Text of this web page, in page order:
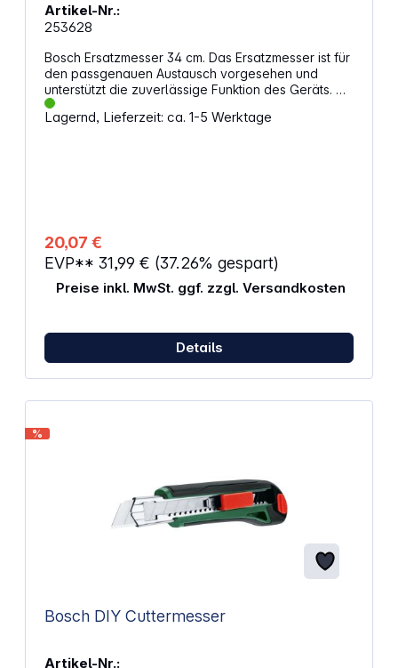
Artikel-Nr.:
253628
Bosch Ersatzmesser 34 cm. Das Ersatzmesser ist für
den passgenauen Austausch vorgesehen und
unterstützt die zuverlässige Funktion des Geräts. Mit
einer Länge von 34 cm eignet es sich für einen
gleichmäßigen Schnitt und einen sauberen
verschlissener Messer Hilft, die ursprüngliche
Schnittleistung des Geräts wiederherzustellen
Kompakte Ausführung erleichtert den Einbau und
die Handhabung Stabile Bauform unterstützt einen
kontrollierten und präzisen Einsatz Abmessungen (L
Lagernd, Lieferzeit: ca. 1-5 Werktage
20,07 €
EVP** 31,99 € (37.26% gespart)
Preise inkl. MwSt. ggf. zzgl. Versandkosten
Details
%
Bosch DIY Cuttermesser
Artikel-Nr.: